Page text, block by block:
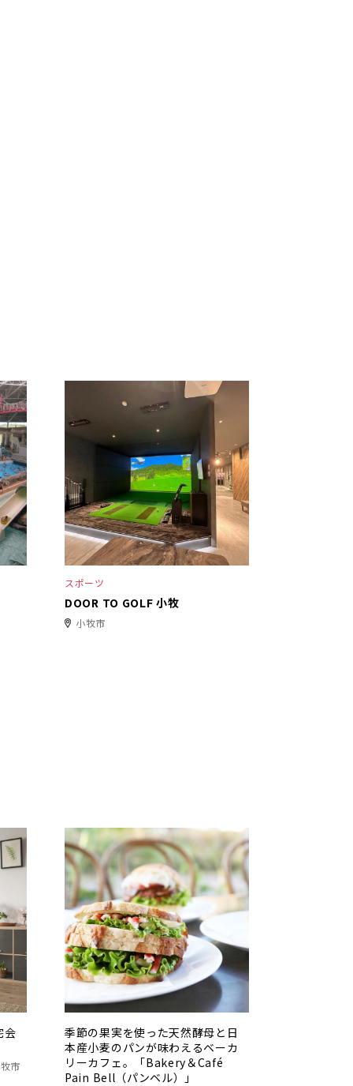
スポーツ
DOOR TO GOLF 小牧
小牧市
会
市
季節の果実を使った天然酵母と日
本産小麦のパンが味わえるベーカ
リーカフェ。「Bakery＆Café
Pain Bell（パンベル）」